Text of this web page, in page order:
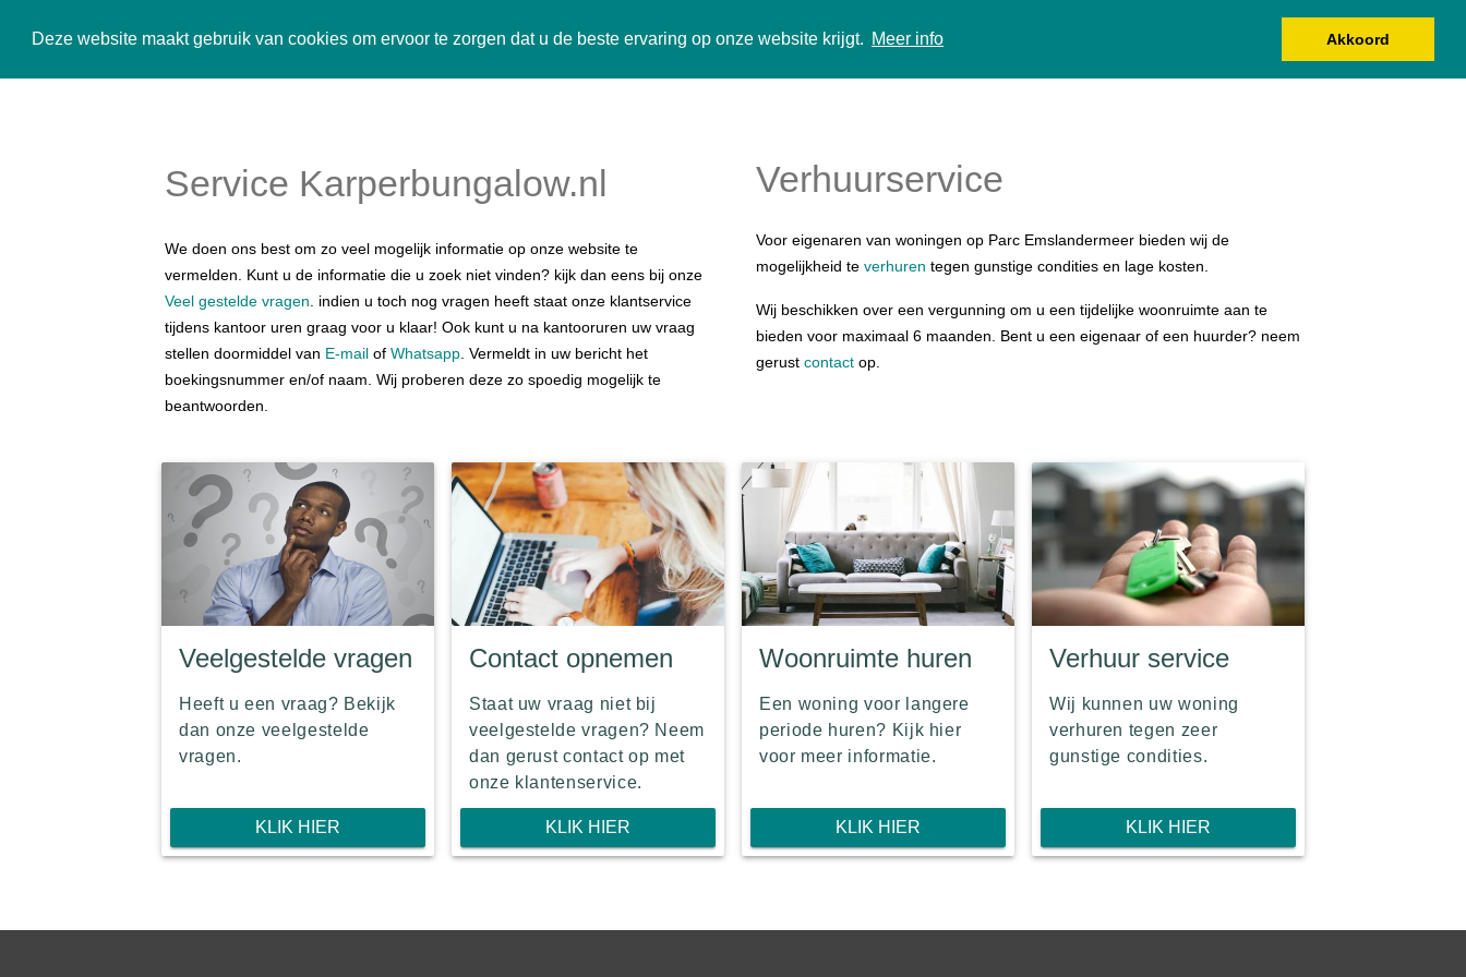
Deze website maakt gebruik van cookies om ervoor te zorgen dat u de beste ervaring op onze website krijgt. Meer info Akkoord
Karperbungalow ONZE BUNGALOWS
Service Karperbungalow.nl
We doen ons best om zo veel mogelijk informatie op onze website te
vermelden. Kunt u de informatie die u zoek niet vinden? kijk dan eens bij onze
Veel gestelde vragen. indien u toch nog vragen heeft staat onze klantservice
tijdens kantoor uren graag voor u klaar! Ook kunt u na kantooruren uw vraag
stellen doormiddel van E-mail of Whatsapp. Vermeldt in uw bericht het
boekingsnummer en/of naam. Wij proberen deze zo spoedig mogelijk te
beantwoorden.
Verhuurservice
Voor eigenaren van woningen op Parc Emslandermeer bieden wij de
mogelijkheid te verhuren tegen gunstige condities en lage kosten.
Wij beschikken over een vergunning om u een tijdelijke woonruimte aan te
bieden voor maximaal 6 maanden. Bent u een eigenaar of een huurder? neem
gerust contact op.
Veelgestelde vragen
Heeft u een vraag? Bekijk
dan onze veelgestelde
vragen.
KLIK HIER
Contact opnemen
Staat uw vraag niet bij
veelgestelde vragen? Neem
dan gerust contact op met
onze klantenservice.
KLIK HIER
Woonruimte huren
Een woning voor langere
periode huren? Kijk hier
voor meer informatie.
KLIK HIER
Verhuur service
Wij kunnen uw woning
verhuren tegen zeer
gunstige condities.
KLIK HIER